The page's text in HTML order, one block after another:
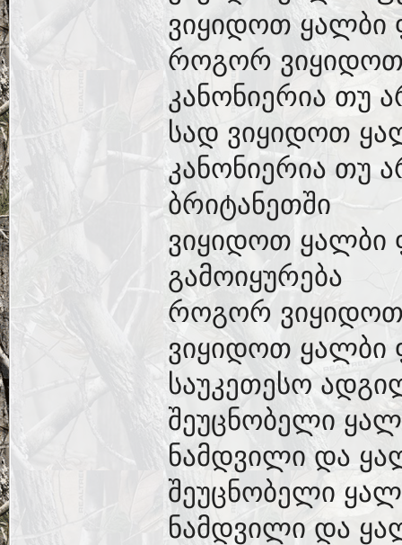
ვიყიდოთ ყალბი
როგორ
კანონიერია თუ
სად ვიყიდოთ
კანონიერია თუ
ბრიტანეთში
ვიყიდოთ
გამოიყურება
როგორ
ვიყიდოთ
საუკეთესო
შეუცნობელი
ნამდვილი და
შეუცნობელი
ნამდვილი და